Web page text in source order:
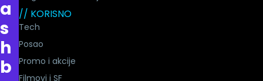
a
s
h
b
// KORISNO
Tech
Posao
Promo i akcije
Filmovi i SF